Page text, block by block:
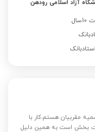
آزاد اسلامی رودهن
مقربیان هستم.کار با
بخش است به همین دلیل